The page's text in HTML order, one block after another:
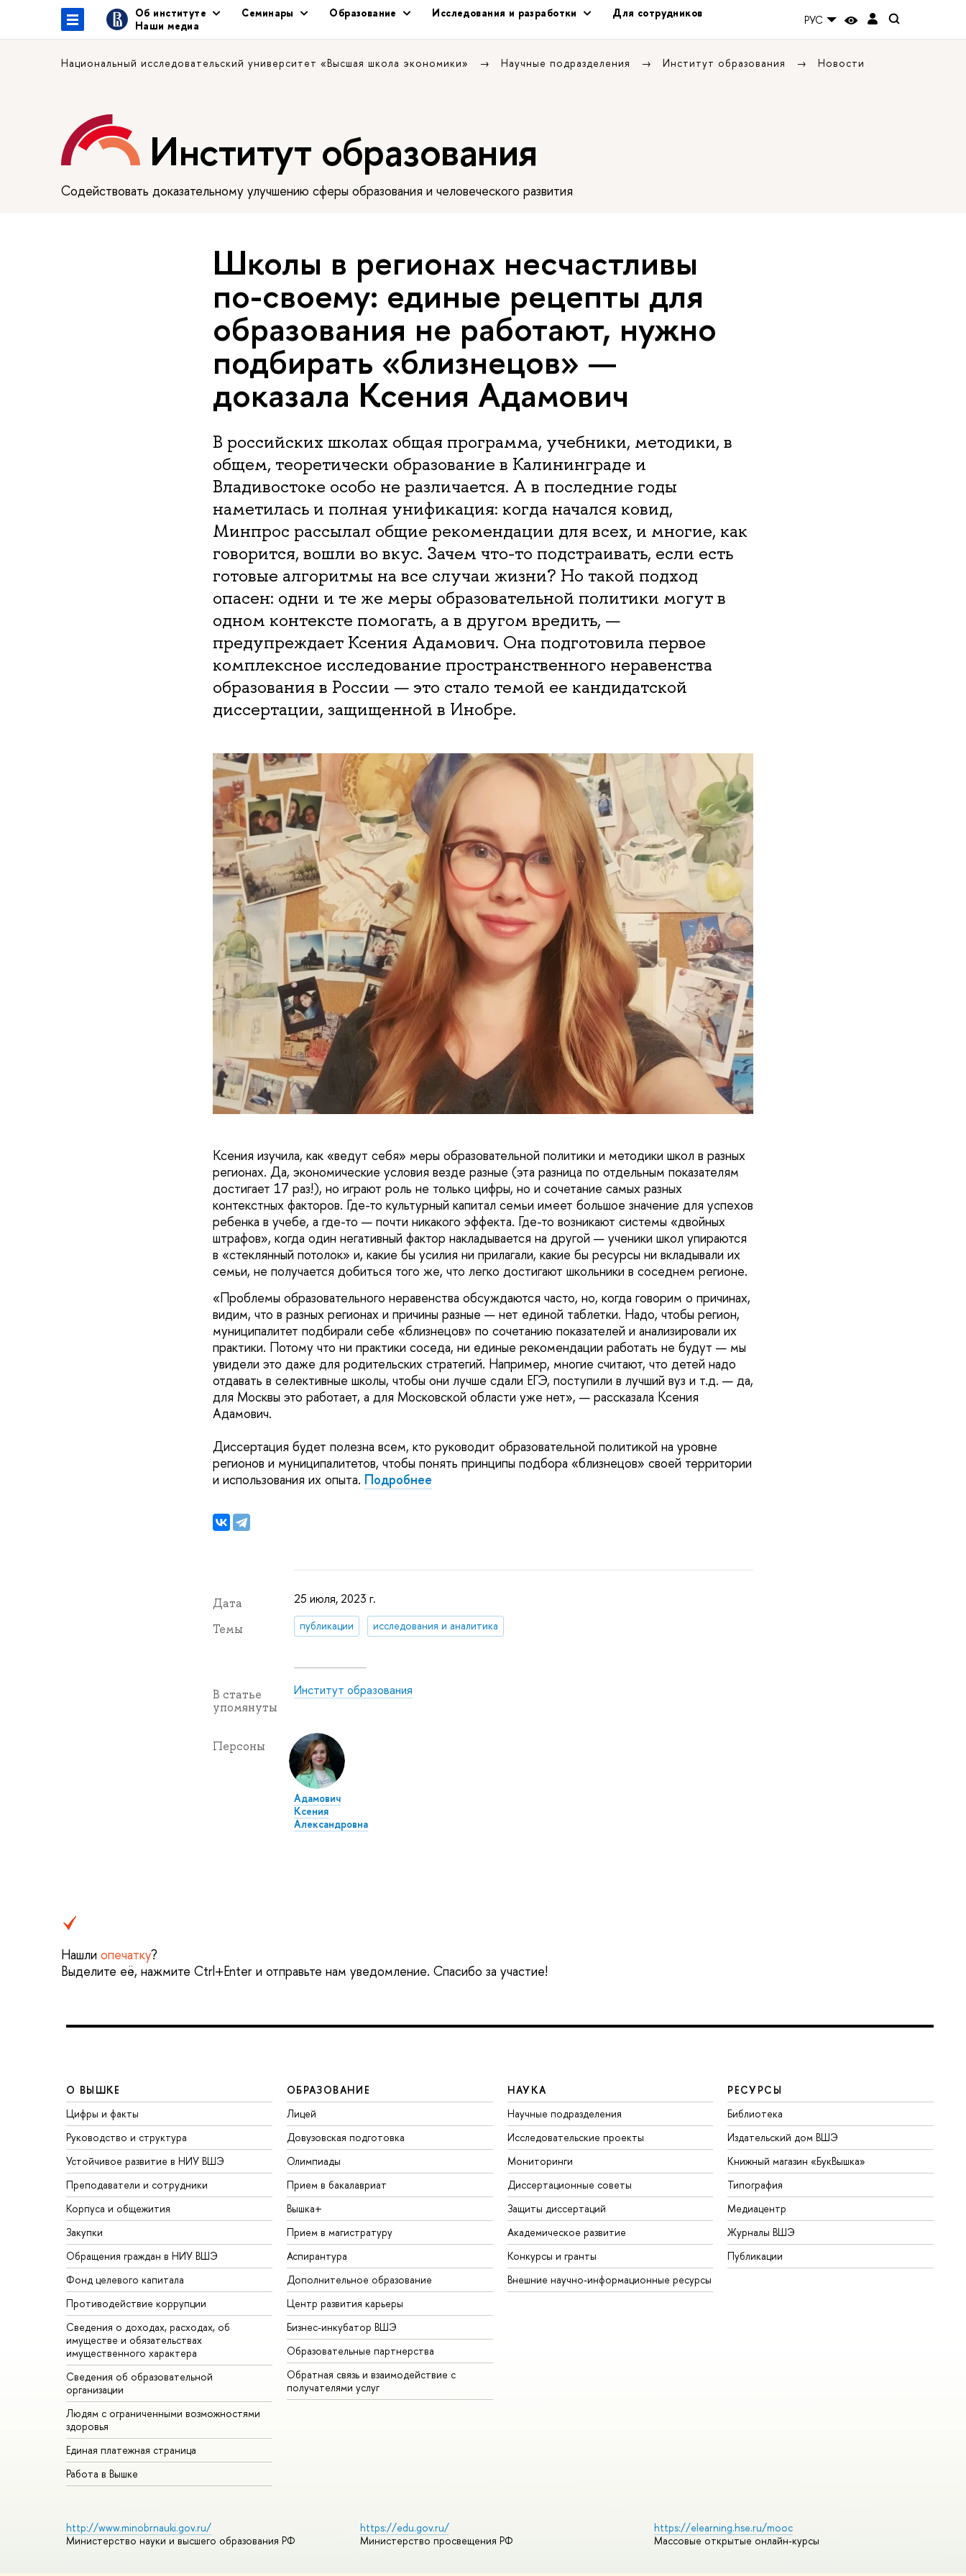
Об институте Семинары Образование Исследования и разработки
Для сотрудников
Наши медиа
РУС
Национальный исследовательский университет «Высшая школа экономики» Научные подразделения Институт образования Новости
Институт образования
Содействовать доказательному улучшению сферы образования и человеческого развития
Школы в регионах несчастливы
по-своему: единые рецепты для
образования не работают, нужно
подбирать «близнецов» —
доказала Ксения Адамович
В российских школах общая программа, учебники, методики, в
общем, теоретически образование в Калининграде и
Владивостоке особо не различается. А в последние годы
наметилась и полная унификация: когда начался ковид,
Минпрос рассылал общие рекомендации для всех, и многие, как
говорится, вошли во вкус. Зачем что-то подстраивать, если есть
готовые алгоритмы на все случаи жизни? Но такой подход
опасен: одни и те же меры образовательной политики могут в
одном контексте помогать, а в другом вредить, —
предупреждает Ксения Адамович. Она подготовила первое
комплексное исследование пространственного неравенства
образования в России — это стало темой ее кандидатской
диссертации, защищенной в Инобре.
Ксения изучила, как «ведут себя» меры образовательной политики и методики школ в разных
регионах. Да, экономические условия везде разные (эта разница по отдельным показателям
достигает 17 раз!), но играют роль не только цифры, но и сочетание самых разных
контекстных факторов. Где-то культурный капитал семьи имеет большое значение для успехов
ребенка в учебе, а где-то — почти никакого эффекта. Где-то возникают системы «двойных
штрафов», когда один негативный фактор накладывается на другой — ученики школ упираются
в «стеклянный потолок» и, какие бы усилия ни прилагали, какие бы ресурсы ни вкладывали их
семьи, не получается добиться того же, что легко достигают школьники в соседнем регионе.
«Проблемы образовательного неравенства обсуждаются часто, но, когда говорим о причинах,
видим, что в разных регионах и причины разные — нет единой таблетки. Надо, чтобы регион,
муниципалитет подбирали себе «близнецов» по сочетанию показателей и анализировали их
практики. Потому что ни практики соседа, ни единые рекомендации работать не будут — мы
увидели это даже для родительских стратегий. Например, многие считают, что детей надо
отдавать в селективные школы, чтобы они лучше сдали ЕГЭ, поступили в лучший вуз и т.д. — да,
для Москвы это работает, а для Московской области уже нет», — рассказала Ксения
Адамович.
Диссертация будет полезна всем, кто руководит образовательной политикой на уровне
регионов и муниципалитетов, чтобы понять принципы подбора «близнецов» своей территории
и использования их опыта. Подробнее
Дата 25 июля, 2023 г.
Темы публикации исследования и аналитика
В статье
упомянуты
Институт образования
Персоны
Адамович
Ксения
Александровна
Нашли опечатку?
Выделите её, нажмите Ctrl+Enter и отправьте нам уведомление. Спасибо за участие!
О ВЫШКЕ
Цифры и факты
Руководство и структура
Устойчивое развитие в НИУ ВШЭ
Преподаватели и сотрудники
Корпуса и общежития
Закупки
Обращения граждан в НИУ ВШЭ
Фонд целевого капитала
Противодействие коррупции
Сведения о доходах, расходах, об
имуществе и обязательствах
имущественного характера
Сведения об образовательной
организации
Людям с ограниченными возможностями
здоровья
Единая платежная страница
Работа в Вышке
ОБРАЗОВАНИЕ
Лицей
Довузовская подготовка
Олимпиады
Прием в бакалавриат
Вышка+
Прием в магистратуру
Аспирантура
Дополнительное образование
Центр развития карьеры
Бизнес-инкубатор ВШЭ
Образовательные партнерства
Обратная связь и взаимодействие с
получателями услуг
НАУКА
Научные подразделения
Исследовательские проекты
Мониторинги
Диссертационные советы
Защиты диссертаций
Академическое развитие
Конкурсы и гранты
Внешние научно-информационные ресурсы
РЕСУРСЫ
Библиотека
Издательский дом ВШЭ
Книжный магазин «БукВышка»
Типография
Медиацентр
Журналы ВШЭ
Публикации
http://www.minobrnauki.gov.ru/
Министерство науки и высшего образования РФ
https://edu.gov.ru/
Министерство просвещения РФ
https://elearning.hse.ru/mooc
Массовые открытые онлайн-курсы